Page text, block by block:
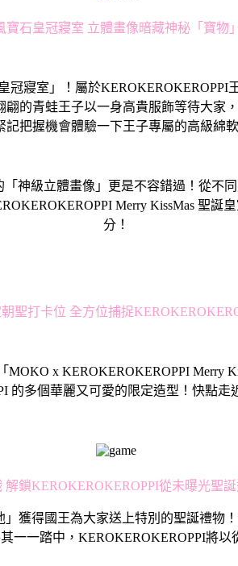
寶石皇冠寢室 立體畫像暗藏神秘「寶物
寢室」！屬於
的青蛙王子以一身高貴服飾等待大家
把握機會體驗一下王子專屬的高級綿
神級立體畫像」更是不容錯過！從
Merry KissMas 聖
分！
朝聖打卡位 全方位捕捉
x KEROKEROKEROPPI Merry
多個華麗又可愛的限定造型！快點走
解鎖KEROKEROKEROPPI從未曝光聖
獲得國王為大家送上特別的聖誕禮物
一一踏中，KEROKEROKEROPPI將